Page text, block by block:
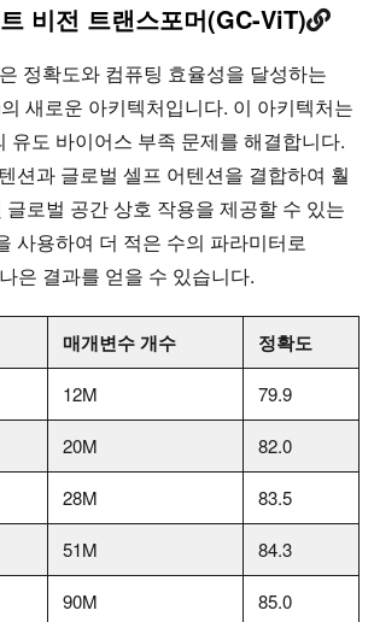
비전 트랜스포머(GC-ViT)
정확도와 컴퓨팅 효율성을 달성하는
새로운 아키텍처입니다. 이 아키텍처는
유도 바이어스 부족 문제를 해결합니다.
션과 글로벌 셀프 어텐션을 결합하여 훨
글로벌 공간 상호 작용을 제공할 수 있는
사용하여 더 적은 수의 파라미터로
은 결과를 얻을 수 있습니다.
매개변수 개수 정확도
12M 79.9
20M 82.0
28M 83.5
51M 84.3
90M 85.0